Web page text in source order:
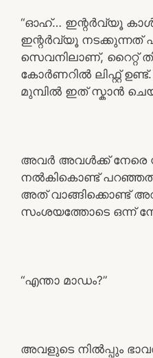
“ഓഹ്… ഇന്റർവ്യൂ കാൾ
ഇന്റർവ്യൂ നടക്കുന്നത്
സെവനിലാണ്, റൈറ്റ്
കോർണറിൽ ലിഫ്റ്റ് ഉണ്ട്.
മുമ്പിൽ ഇത് സ്കാൻ
അവർ അവൾക്ക് നേരെ
നൽകികൊണ്ട്
അത് വാങ്ങിക്കൊണ്ട്
സംശയത്തോടെ ഒന്ന്
“എന്താ മാഡം?”
അവളുടെ നിൽപ്പും